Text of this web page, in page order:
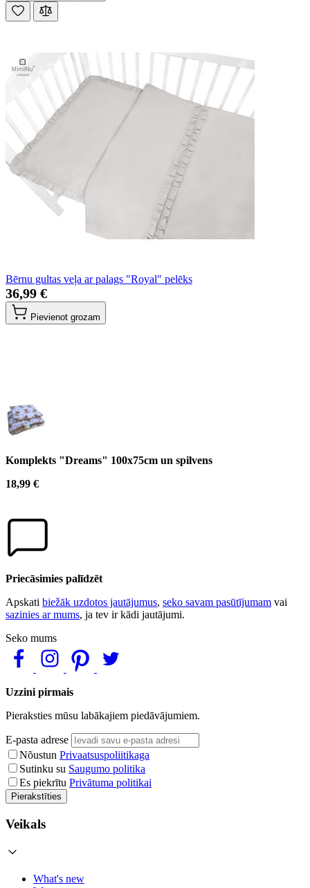
Bērnu gultas veļa ar palags "Royal" pelēks
36,99 €
Pievienot grozam
Komplekts "Dreams" 100x75cm un spilvens
18,99 €
Priecāsimies palīdzēt
Apskati biežāk uzdotos jautājumus, seko savam pasūtījumam vai
sazinies ar mums, ja tev ir kādi jautājumi.
Seko mums
Uzzini pirmais
Pieraksties mūsu labākajiem piedāvājumiem.
E-pasta adrese
Nõustun Privaatsuspoliitikaga
Sutinku su Saugumo politika
Es piekrītu Privātuma politikai
Pierakstīties
Veikals
What's new